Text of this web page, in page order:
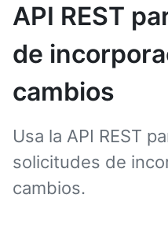
API REST
de
cambios
Usa la API REST
solicitudes de
cambios.